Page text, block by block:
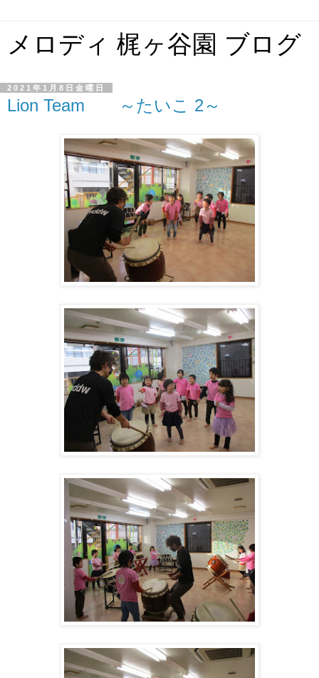
メロディ 梶ヶ谷園 ブログ
2021年1月8日金曜日
Lion Team ～たいこ 2～